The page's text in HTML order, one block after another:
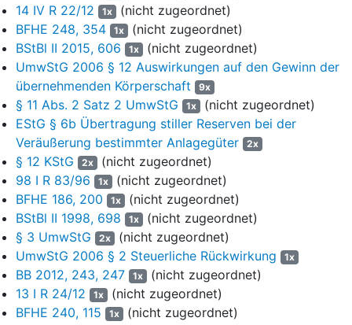
5
In ihrer steuerlichen Schlussbilanz zum 31. Dezember 2006
setzte die GmbH die Beteiligung an der Klägerin mit dem
Buchwert von 0,51 Euro an. Bereits vor Einreichung der
steuerlichen Schlussbilanz hatte die Klägerin als
Rechtsnachfolgerin der GmbH gegenüber dem Beklagten den
Antrag gemäß § 11 Abs. 2 Satz 1 Umwandlungssteuergesetz
(UmwStG) auf Ansatz des Buchwertes gestellt.
6
In der Zeit von November 2010 bis Juli 2012 (mit
Unterbrechungen) wurde bei der Klägerin als
Rechtsnachfolgerin der GmbH für das Streitjahr 2006 eine
Außenprüfung durchgeführt. In Tz. 1.6 des Prüfungsberichts
vom 21. September 2012 vertraten die Prüfer die Auffassung,
dass die GmbH die Anteile an der Klägerin gemäß
Satz 1 UmwStGin ihrer Schlussbilanz zum 31. Dezember 2006
mit dem gemeinen Wert anzusetzen habe und sich
dementsprechend ein steuerlicher Übertragungsgewinn ergebe.
Die Anteile der GmbH an der Klägerin gehörten zu den
übergehenden Wirtschaftsgütern im Sinne von
14 IV R 22/12
1x (nicht zugeordnet)
BFHE 248, 354
1x (nicht zugeordnet)
BStBl II 2015, 606
1x (nicht zugeordnet)
UmwStG 2006 § 12 Auswirkungen auf den Gewinn der
übernehmenden Körperschaft
9x
§ 11 Abs. 2 Satz 2 UmwStG 1x (nicht zugeordnet)
EStG § 6b Übertragung stiller Reserven bei der
Veräußerung bestimmter Anlagegüter
2x
§ 12 KStG 2x (nicht zugeordnet)
98 I R 83/96
1x (nicht zugeordnet)
BFHE 186, 200
1x (nicht zugeordnet)
BStBl II 1998, 698
1x (nicht zugeordnet)
§ 3 UmwStG
2x (nicht zugeordnet)
UmwStG 2006 § 2 Steuerliche Rückwirkung
1x
BB 2012, 243, 247 1x (nicht zugeordnet)
13 I R 24/12
1x (nicht zugeordnet)
BFHE 240, 115
1x (nicht zugeordnet)